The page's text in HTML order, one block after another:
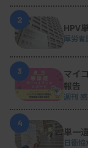
ら医療におい
価格設定の問
が実現されて
国や政治に対
療者がもっと
れてくるかも
2
HPV
厚労省
3
マイ
報告
週刊
4
単一
日衛